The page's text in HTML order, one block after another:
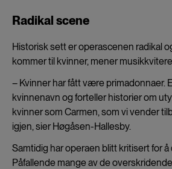
Radikal scene
Historisk sett er operascenen radikal
kommer til kvinner, mener
– Kvinner har fått være primadonnaer.
kvinnenavn og forteller historier om
kvinner som Carmen, som vi vender
igjen, sier Høgåsen-Hallesby.
Samtidig har operaen blitt kritisert for
Påfallende mange av de